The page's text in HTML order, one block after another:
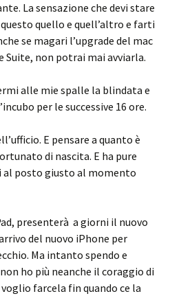
La sensazione che devi stare
quello e quell’altro e farti
se magari l’upgrade del mac
Suite, non potrai mai avviarla.
alle mie spalle la blindata e
per le successive 16 ore.
E pensare a quanto è
di nascita. E ha pure
posto giusto al momento
presenterà a giorni il nuovo
del nuovo iPhone per
Ma intanto spendo e
ho più neanche il coraggio di
farcela fin quando ce la